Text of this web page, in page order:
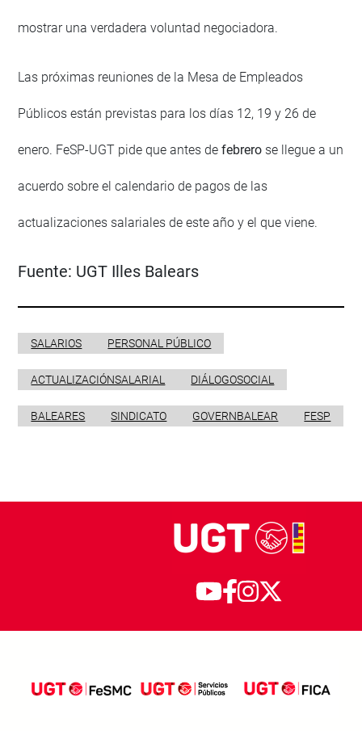
mostrar una verdadera voluntad negociadora.
Las próximas reuniones de la Mesa de Empleados
Públicos están previstas para los días 12, 19 y 26 de
enero. FeSP-UGT pide que antes defebrero se llegue a un
acuerdo sobre el calendario de pagos de las
actualizaciones salariales de este año y el que viene.
Fuente: UGT Illes Balears
SALARIOS PERSONAL PÚBLICO
ACTUALIZACIÓNSALARIAL DIÁLOGOSOCIAL
BALEARES SINDICATO GOVERNBALEAR FESP